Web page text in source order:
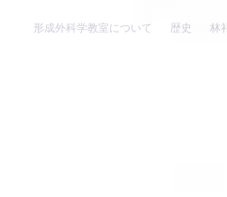
形成外科学教室について 歴史 林